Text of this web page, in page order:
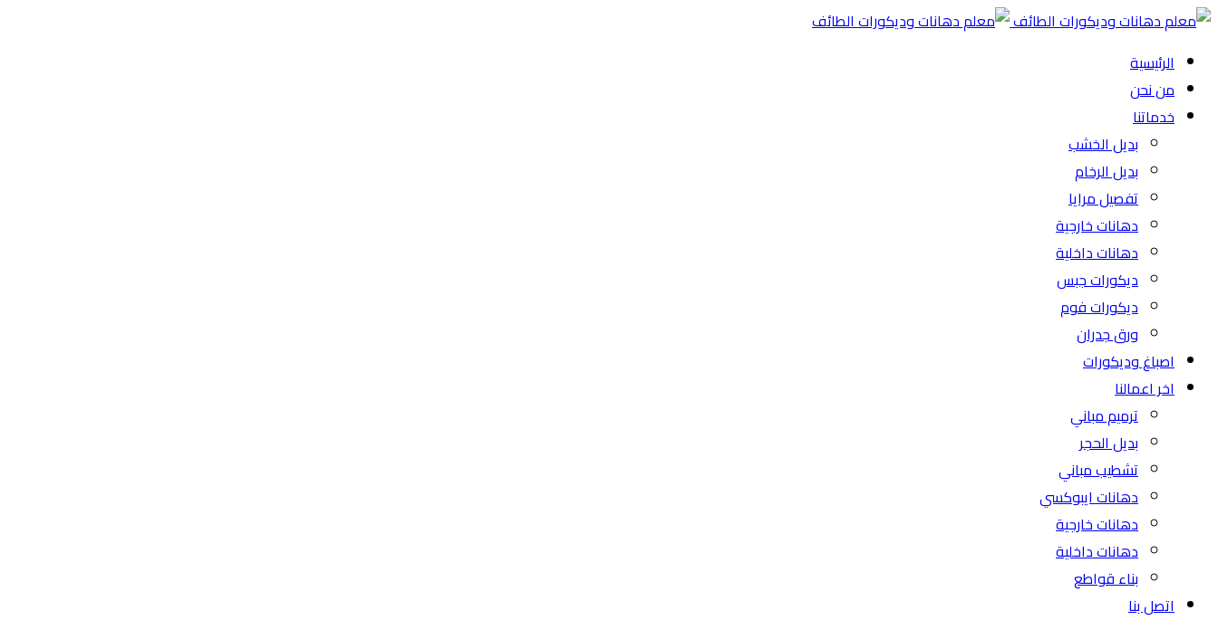
الرئيسية
من نحن
خدماتنا
بديل الخشب
بديل الرخام
تفصيل مرايا
دهانات خارجية
دهانات داخلية
ديكورات جبس
ديكورات فوم
ورق جدران
اصباغ وديكورات
اخر اعمالنا
ترميم مباني
بديل الحجر
تشطيب مباني
دهانات ايبوكسي
دهانات خارجية
دهانات داخلية
بناء قواطع
اتصل بنا